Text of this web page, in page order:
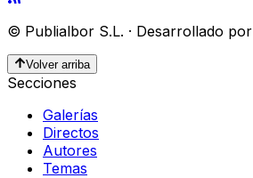
© Publialbor S.L. · Desarrollado por
Volver arriba
Secciones
Galerías
Directos
Autores
Temas